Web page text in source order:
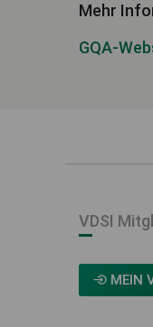
Mehr
GQA-
VDSI
MEIN